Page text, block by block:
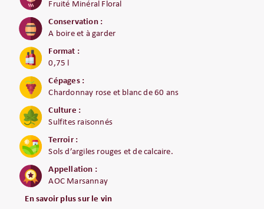
Fruité Minéral Floral
Conservation :
A boire et à garder
Format :
0,75 l
Cépages :
Chardonnay rose et blanc de 60 ans
Culture :
Sulfites raisonnés
Terroir :
Sols d’argiles rouges et de calcaire.
Appellation :
AOC Marsannay
En savoir plus sur le vin